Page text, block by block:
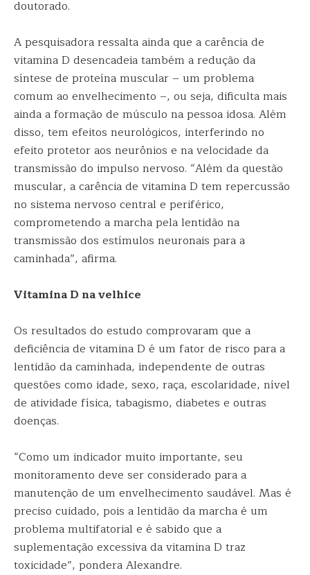
doutorado.
A pesquisadora ressalta ainda que a carência de
vitamina D desencadeia também a redução da
síntese de proteína muscular – um problema
comum ao envelhecimento –, ou seja, dificulta mais
ainda a formação de músculo na pessoa idosa. Além
disso, tem efeitos neurológicos, interferindo no
efeito protetor aos neurônios e na velocidade da
transmissão do impulso nervoso. “Além da questão
muscular, a carência de vitamina D tem repercussão
no sistema nervoso central e periférico,
comprometendo a marcha pela lentidão na
transmissão dos estímulos neuronais para a
caminhada”, afirma.
Vitamina D na velhice
Os resultados do estudo comprovaram que a
deficiência de vitamina D é um fator de risco para a
lentidão da caminhada, independente de outras
questões como idade, sexo, raça, escolaridade, nível
de atividade física, tabagismo, diabetes e outras
doenças.
“Como um indicador muito importante, seu
monitoramento deve ser considerado para a
manutenção de um envelhecimento saudável. Mas é
preciso cuidado, pois a lentidão da marcha é um
problema multifatorial e é sabido que a
suplementação excessiva da vitamina D traz
toxicidade”, pondera Alexandre.